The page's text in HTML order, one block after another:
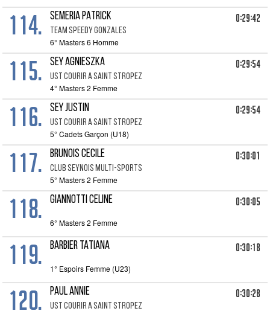
114. SEMERIA PATRICK
TEAM SPEEDY GONZALES
0:29:42
6° Masters 6 Homme
115. SEY AGNIESZKA
UST COURIR A SAINT STROPEZ
0:29:54
4° Masters 2 Femme
116. SEY JUSTIN
UST COURIR A SAINT STROPEZ
0:29:54
5° Cadets Garçon (U18)
117. BRUNOIS CECILE
CLUB SEYNOIS MULTI-SPORTS
0:30:01
5° Masters 2 Femme
118. GIANNOTTI CELINE 0:30:05
6° Masters 2 Femme
119. BARBIER TATIANA 0:30:18
1° Espoirs Femme (U23)
120. PAUL ANNIE
UST COURIR A SAINT STROPEZ
0:30:28